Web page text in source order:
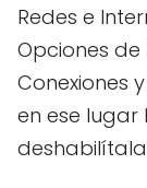
Redes e
Opciones
Conexiones
en ese lugar